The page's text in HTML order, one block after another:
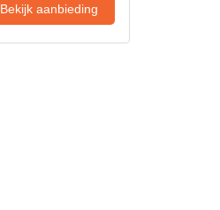
Bekijk aanbieding